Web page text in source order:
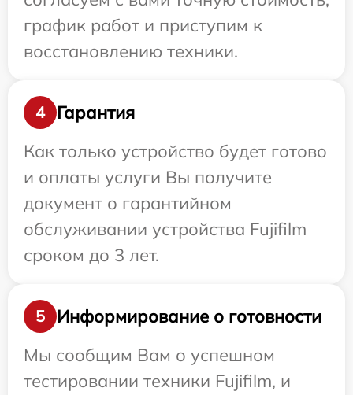
график работ и приступим к
восстановлению техники.
4
Гарантия
Как только устройство будет готово
и оплаты услуги Вы получите
документ о гарантийном
обслуживании устройства Fujifilm
сроком до 3 лет.
5
Информирование о готовности
Мы сообщим Вам о успешном
тестировании техники Fujifilm, и